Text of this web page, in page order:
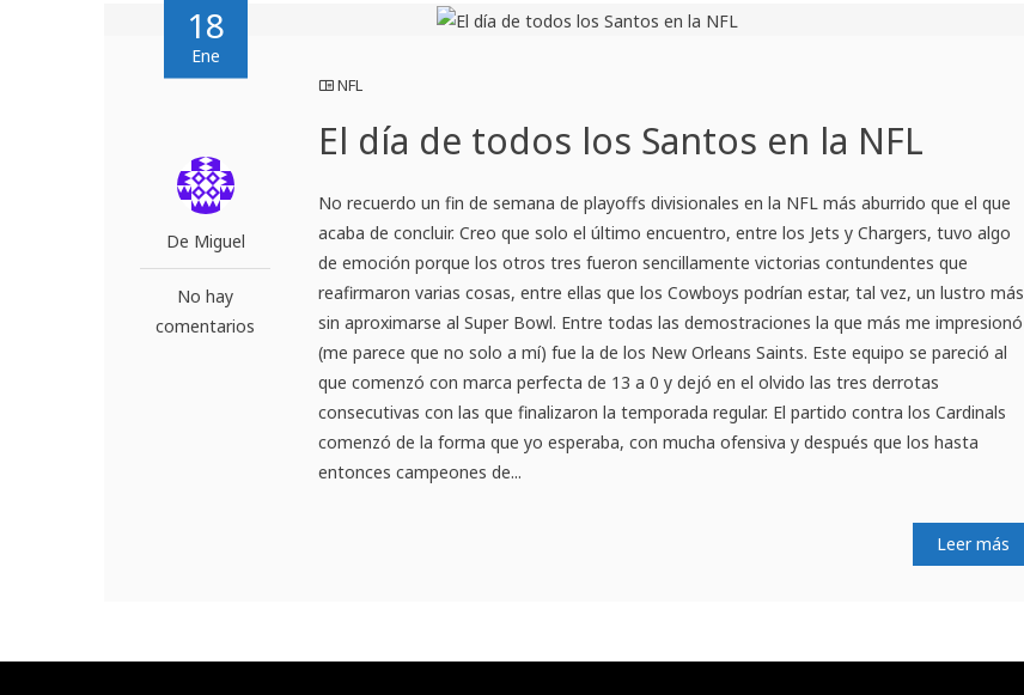
18
Ene
De Miguel
No hay
comentarios
NFL
El día de todos los Santos en la NFL
No recuerdo un fin de semana de playoffs divisionales en la NFL más aburrido que el que
acaba de concluir. Creo que solo el último encuentro, entre los Jets y Chargers, tuvo algo
de emoción porque los otros tres fueron sencillamente victorias contundentes que
reafirmaron varias cosas, entre ellas que los Cowboys podrían estar, tal vez, un lustro más
sin aproximarse al Super Bowl. Entre todas las demostraciones la que más me impresionó
(me parece que no solo a mí) fue la de los New Orleans Saints. Este equipo se pareció al
que comenzó con marca perfecta de 13 a 0 y dejó en el olvido las tres derrotas
consecutivas con las que finalizaron la temporada regular. El partido contra los Cardinals
comenzó de la forma que yo esperaba, con mucha ofensiva y después que los hasta
entonces campeones de...
Leer más